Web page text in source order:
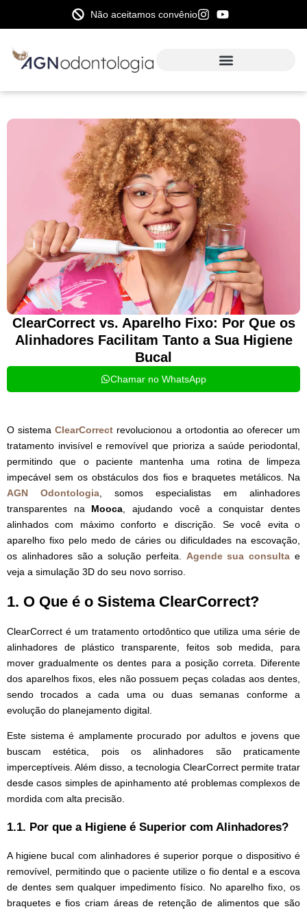
Não aceitamos convênio
ClearCorrect vs. Aparelho Fixo: Por Que os
Alinhadores Facilitam Tanto a Sua Higiene
Bucal
Chamar no WhatsApp
O sistemaClearCorrect revolucionou a ortodontia ao oferecer um
tratamento invisível e removível que prioriza a saúde periodontal,
permitindo que o paciente mantenha uma rotina de limpeza
impecável sem os obstáculos dos fios e braquetes metálicos. Na
AGN Odontologia , somos especialistas em alinhadores
transparentes na Mooca , ajudando você a conquistar dentes
alinhados com máximo conforto e discrição. Se você evita o
aparelho fixo pelo medo de cáries ou dificuldades na escovação,
os alinhadores são a solução perfeita. Agende sua consulta e
veja a simulação 3D do seu novo sorriso.
1. O Que é o Sistema ClearCorrect?
ClearCorrect é um tratamento ortodôntico que utiliza uma série de
alinhadores de plástico transparente, feitos sob medida, para
mover gradualmente os dentes para a posição correta. Diferente
dos aparelhos fixos, eles não possuem peças coladas aos dentes,
sendo trocados a cada uma ou duas semanas conforme a
evolução do planejamento digital.
Este sistema é amplamente procurado por adultos e jovens que
buscam estética, pois os alinhadores são praticamente
imperceptíveis. Além disso, a tecnologia ClearCorrect permite tratar
desde casos simples de apinhamento até problemas complexos de
mordida com alta precisão.
1.1. Por que a Higiene é Superior com Alinhadores?
A higiene bucal com alinhadores é superior porque o dispositivo é
removível, permitindo que o paciente utilize o fio dental e a escova
de dentes sem qualquer impedimento físico. No aparelho fixo, os
braquetes e fios criam áreas de retenção de alimentos que são